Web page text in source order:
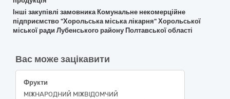
Інші закупівлі замовника Комунальне некомерційне
підприємство "Хорольська міська лікарня" Хорольської
міської ради Лубенського району Полтавської області
Вас може зацікавити
Фрукти
МІЖНАРОДНИЙ МІЖВІДОМЧИЙ